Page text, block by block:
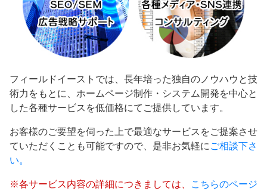
フィールドイーストでは、長年培った独自のノウハウと技
術力をもとに、ホームページ制作・システム開発を中心と
した各種サービスを低価格にてご提供しています。
お客様のご要望を伺った上で最適なサービスをご提案させ
ていただくことも可能ですので、是非お気軽に ご相談下さ
い。
※各サービス内容の詳細につきましては、
こちらのページ